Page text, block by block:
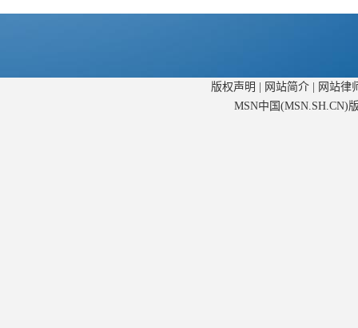
版权声明 网站简介|
网站律
MSN中国(MSN.SH.CN)